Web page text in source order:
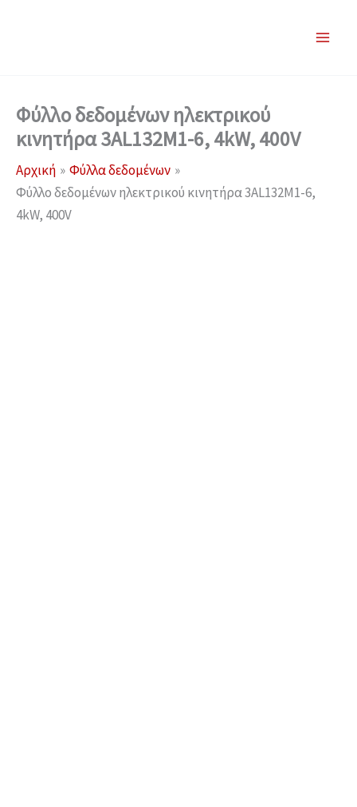
Φύλλο δεδομένων ηλεκτρικού
κινητήρα 3AL132M1-6, 4kW, 400V
Αρχική
Φύλλα δεδομένων
Φύλλο δεδομένων ηλεκτρικού κινητήρα 3AL132M1-6,
4kW, 400V